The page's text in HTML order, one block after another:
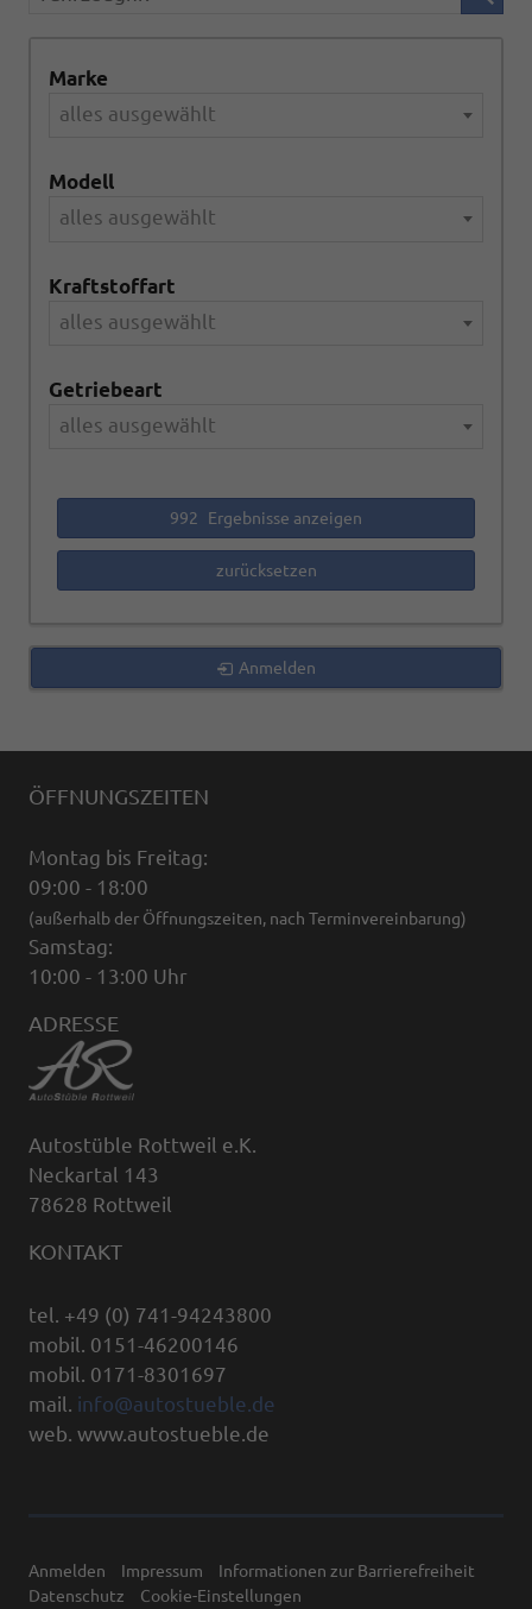
Marke
alles ausgewählt
Modell
alles ausgewählt
Kraftstoffart
alles ausgewählt
Getriebeart
alles ausgewählt
992 Ergebnisse anzeigen
zurücksetzen
Anmelden
ÖFFNUNGSZEITEN
Montag bis Freitag:
09:00 - 18:00
(außerhalb der Öffnungszeiten, nach Terminvereinbarung)
Samstag:
10:00 - 13:00 Uhr
ADRESSE
Autostüble Rottweil e.K.
Neckartal 143
78628 Rottweil
KONTAKT
tel. +49 (0) 741-94243800
mobil. 0151-46200146
mobil. 0171-8301697
mail. info@autostueble.de
web. www.autostueble.de
Anmelden Impressum
Informationen zur Barrierefreiheit
Datenschutz
Cookie-Einstellungen